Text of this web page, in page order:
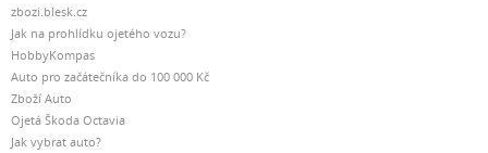
zbozi.blesk.cz
Jak na prohlídku ojetého vozu?
HobbyKompas
Auto pro začátečníka do 100 000 Kč
Zboží Auto
Ojetá Škoda Octavia
Jak vybrat auto?